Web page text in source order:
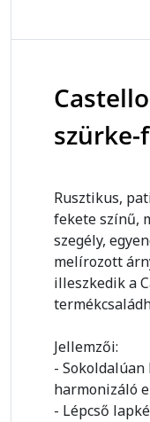
szürke-
Rusztikus,
fekete színű,
szegély,
melírozott
illeszkedik a
Jellemzői:
-
harmonizáló
- Lépcső